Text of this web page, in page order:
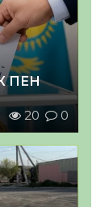
ПЕН
20 0